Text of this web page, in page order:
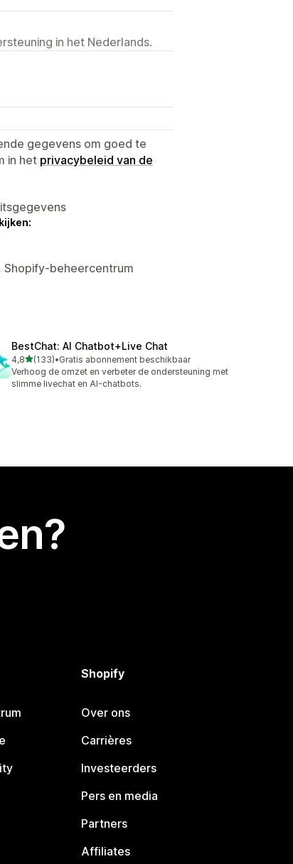
in het Nederlands.
gegevens om goed te
in het privacybeleid van de
Shopify-beheercentrum
BestChat: AI Chatbot+Live Chat
4,8van 5 sterren
(133)
133 recensies in totaal
•Gratis abonnement beschikbaar
Verhoog de omzet en verbeter de ondersteuning met
slimme livechat en AI-chatbots.
Shopify
Over ons
Carrières
Investeerders
Pers en media
Partners
Affiliates